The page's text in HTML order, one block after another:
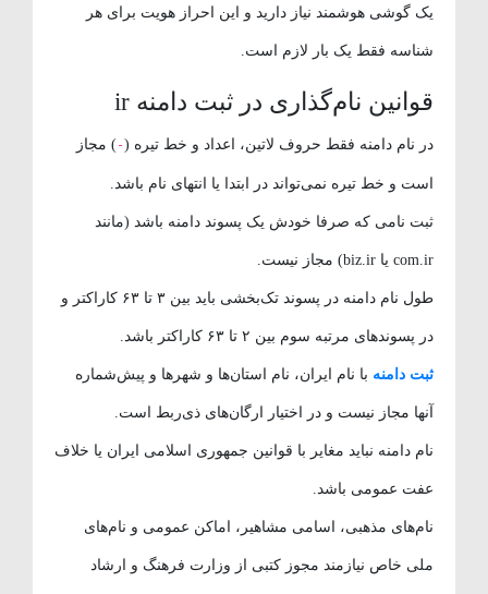
یک گوشی هوشمند نیاز دارید و این احراز هویت برای هر
شناسه فقط یک بار لازم است.
قوانین نام‌گذاری در ثبت دامنه ir
در نام دامنه فقط حروف لاتین، اعداد و خط تیره ( - ) مجاز
است و خط تیره نمی‌تواند در ابتدا یا انتهای نام باشد.
ثبت نامی که صرفا خودش یک پسوند دامنه باشد (مانند
com.ir یا biz.ir) مجاز نیست.
طول نام دامنه در پسوند تک‌بخشی باید بین ۳ تا ۶۳ کاراکتر و
در پسوندهای مرتبه سوم بین ۲ تا ۶۳ کاراکتر باشد.
ثبت دامنهبا نام ایران، نام استان‌ها و شهرها و پیش‌شماره
آنها مجاز نیست و در اختیار ارگان‌های ذی‌ربط است.
نام دامنه نباید مغایر با قوانین جمهوری اسلامی ایران یا خلاف
عفت عمومی باشد.
نام‌های مذهبی، اسامی مشاهیر، اماکن عمومی و نام‌های
ملی خاص نیازمند مجوز کتبی از وزارت فرهنگ و ارشاد